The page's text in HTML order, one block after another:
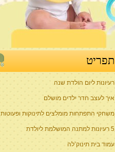
תפריט
רעיונות ליום הולדת שנה
איך לעצב חדר ילדים מושלם
משחקי התפתחות מומלצים לתינוקות ופעוטות
5 רעיונות למתנה המושלמת ליולדת
עמוד בית תינוק’לה